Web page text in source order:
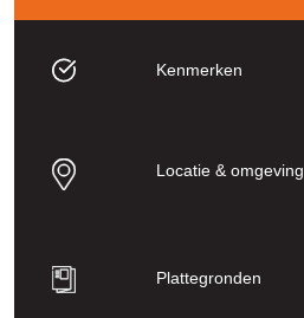
Kenmerken
Locatie & omgeving
Plattegronden